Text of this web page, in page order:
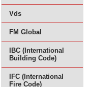
Vds
FM Global
IBC (International
Building Code)
IFC (International
Fire Code)